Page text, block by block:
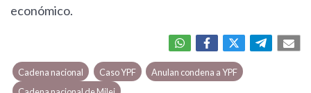
económico.
Cadena nacional Caso YPF
Anulan condena a YPF